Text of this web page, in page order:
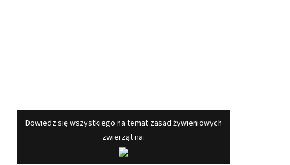
​Dowiedz się wszystkiego na temat zasad żywieniowych
zwierząt na: